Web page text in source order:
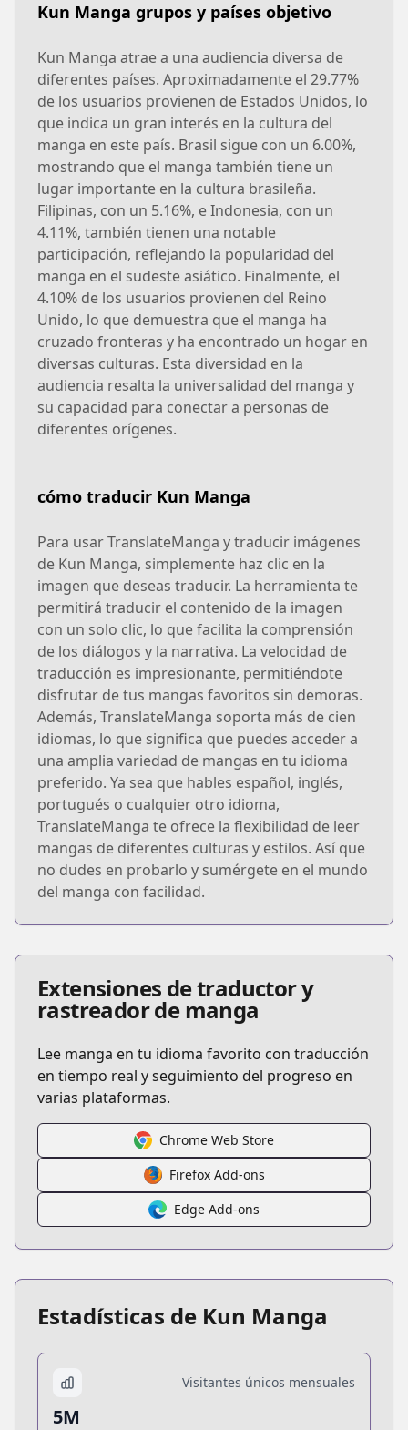
Kun Manga grupos y países objetivo
Kun Manga atrae a una audiencia diversa de
diferentes países. Aproximadamente el 29.77%
de los usuarios provienen de Estados Unidos, lo
que indica un gran interés en la cultura del
manga en este país. Brasil sigue con un 6.00%,
mostrando que el manga también tiene un
lugar importante en la cultura brasileña.
Filipinas, con un 5.16%, e Indonesia, con un
4.11%, también tienen una notable
participación, reflejando la popularidad del
manga en el sudeste asiático. Finalmente, el
4.10% de los usuarios provienen del Reino
Unido, lo que demuestra que el manga ha
cruzado fronteras y ha encontrado un hogar en
diversas culturas. Esta diversidad en la
audiencia resalta la universalidad del manga y
su capacidad para conectar a personas de
diferentes orígenes.
cómo traducir Kun Manga
Para usar TranslateManga y traducir imágenes
de Kun Manga, simplemente haz clic en la
imagen que deseas traducir. La herramienta te
permitirá traducir el contenido de la imagen
con un solo clic, lo que facilita la comprensión
de los diálogos y la narrativa. La velocidad de
traducción es impresionante, permitiéndote
disfrutar de tus mangas favoritos sin demoras.
Además, TranslateManga soporta más de cien
idiomas, lo que significa que puedes acceder a
una amplia variedad de mangas en tu idioma
preferido. Ya sea que hables español, inglés,
portugués o cualquier otro idioma,
TranslateManga te ofrece la flexibilidad de leer
mangas de diferentes culturas y estilos. Así que
no dudes en probarlo y sumérgete en el mundo
del manga con facilidad.
Extensiones de traductor y
rastreador de manga
Lee manga en tu idioma favorito con traducción
en tiempo real y seguimiento del progreso en
varias plataformas.
Chrome Web Store
Firefox Add-ons
Edge Add-ons
Estadísticas de Kun Manga
Visitantes únicos mensuales
5M